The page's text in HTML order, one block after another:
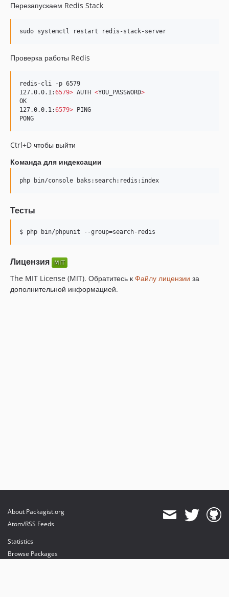
Перезапускаем Redis Stack
sudo systemctl restart redis-stack-server
Проверка работы Redis
redis-cli -p 6579
127.0.0.1:6579> AUTH <YOU_PASSWORD>
OK
127.0.0.1:6579> PING
PONG
Ctrl+D чтобы выйти
Команда для индексации
php bin/console baks:search:redis:index
Тесты
$ php bin/phpunit --group=search-redis
Лицензия
The MIT License (MIT). Обратитесь к Файлу лицензии за
дополнительной информацией.
About Packagist.org
Atom/RSS Feeds
Statistics
Browse Packages